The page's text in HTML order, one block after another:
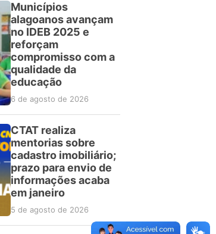
Municípios
alagoanos avançam
no IDEB 2025 e
reforçam
compromisso com a
qualidade da
educação
6 de agosto de 2026
CTAT realiza
mentorias sobre
cadastro imobiliário;
prazo para envio de
informações acaba
em janeiro
5 de agosto de 2026